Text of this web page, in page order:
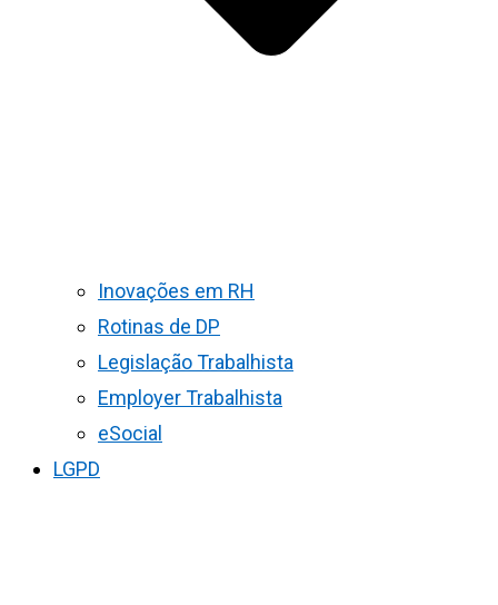
Inovações em RH
Rotinas de DP
Legislação Trabalhista
Employer Trabalhista
eSocial
LGPD